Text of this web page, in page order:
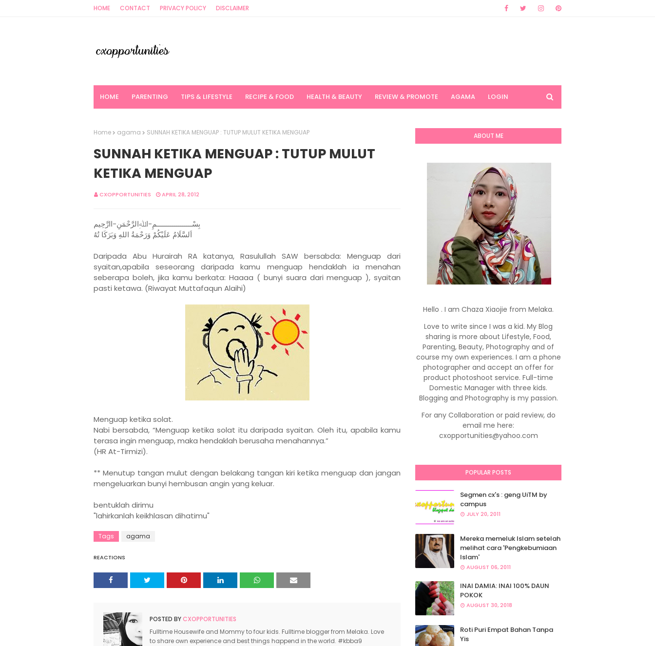
HOME CONTACT PRIVACY POLICY DISCLAIMER
HOME PARENTING TIPS & LIFESTYLE RECIPE & FOOD HEALTH & BEAUTY REVIEW & PROMOTE AGAMA LOGIN
Home agama SUNNAH KETIKA MENGUAP : TUTUP MULUT KETIKA MENGUAP
SUNNAH KETIKA MENGUAP : TUTUP MULUT
KETIKA MENGUAP
CXOPPORTUNITIES APRIL 28, 2012
بِسْــــــــــــــــــمِ-اﷲِالرَّحْمَنِ-اارَّحِيم
اَلسَّلَامُ عَلَيْكُمْ وَرَحْمَةُ اللهِ وَبَرَكَا تُهُ
Daripada Abu Hurairah RA katanya, Rasulullah SAW bersabda: Menguap dari
syaitan,apabila seseorang daripada kamu menguap hendaklah ia menahan
seberapa boleh, jika kamu berkata: Haaaa ( bunyi suara dari menguap ), syaitan
pasti ketawa. (Riwayat Muttafaqun Alaihi)
Menguap ketika solat.
Nabi bersabda, “Menguap ketika solat itu daripada syaitan. Oleh itu, apabila kamu
terasa ingin menguap, maka hendaklah berusaha menahannya.”
(HR At-Tirmizi).
** Menutup tangan mulut dengan belakang tangan kiri ketika menguap dan jangan
mengeluarkan bunyi hembusan angin yang keluar.
bentuklah dirimu
"lahirkanlah keikhlasan dihatimu"
Tags agama
REACTIONS
POSTED BYCXOPPORTUNITIES
Fulltime Housewife and Mommy to four kids. Fulltime blogger from Melaka. Love
to share own experience and best things happend in the world. #kbba9
ABOUT ME
Hello . I am Chaza Xiaojie from Melaka.
Love to write since I was a kid. My Blog
sharing is more about Lifestyle, Food,
Parenting, Beauty, Photography and of
course my own experiences. I am a phone
photographer and accept an offer for
product photoshoot service. Full-time
Domestic Manager with three kids.
Blogging and Photography is my passion.
For any Collaboration or paid review, do
email me here:
cxopportunities@yahoo.com
POPULAR POSTS
Segmen cx's : geng UiTM by
campus
JULY 20, 2011
Mereka memeluk Islam setelah
melihat cara 'Pengkebumiaan
Islam'
AUGUST 06, 2011
INAI DAMIA: INAI 100% DAUN
POKOK
AUGUST 30, 2018
Roti Puri Empat Bahan Tanpa
Yis